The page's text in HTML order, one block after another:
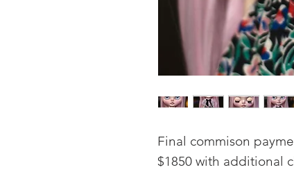
Final commison
$1850 with additional